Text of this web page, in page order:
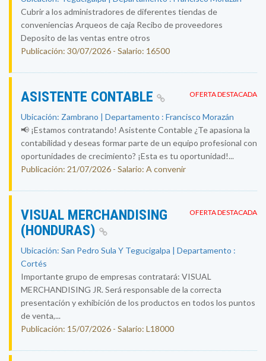
Cubrir a los administradores de diferentes tiendas de
conveniencias Arqueos de caja Recibo de proveedores
Deposito de las ventas entre otros
Publicación: 30/07/2026 - Salario: 16500
OFERTA DESTACADA
ASISTENTE CONTABLE
Ubicación: Zambrano | Departamento : Francisco Morazán
📢 ¡Estamos contratando! Asistente Contable ¿Te apasiona la
contabilidad y deseas formar parte de un equipo profesional con
oportunidades de crecimiento? ¡Esta es tu oportunidad!...
Publicación: 21/07/2026 - Salario: A convenir
OFERTA DESTACADA
VISUAL MERCHANDISING
(HONDURAS)
Ubicación: San Pedro Sula Y Tegucigalpa | Departamento :
Cortés
Importante grupo de empresas contratará: VISUAL
MERCHANDISING JR. Será responsable de la correcta
presentación y exhibición de los productos en todos los puntos
de venta,...
Publicación: 15/07/2026 - Salario: L18000